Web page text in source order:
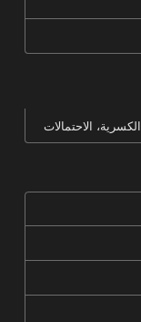
الاحتمالات